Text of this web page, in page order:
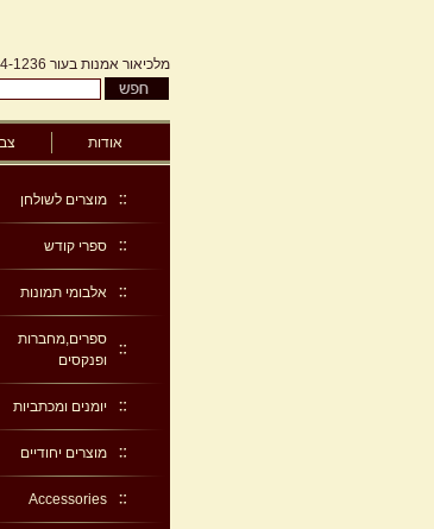
מלכיאור אמנות בעור 1236
אודות
מוצרים לשולחן
ספרי קודש
אלבומי תמונות
ספרים,מחברות
ופנקסים
יומנים ומכתביות
מוצרים יחודיים
Accessories